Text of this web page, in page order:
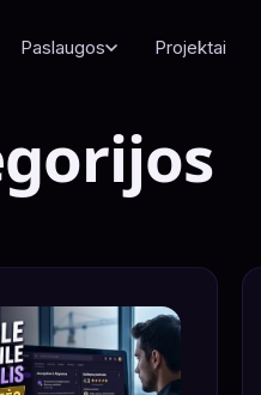
Paslaugos Projektai